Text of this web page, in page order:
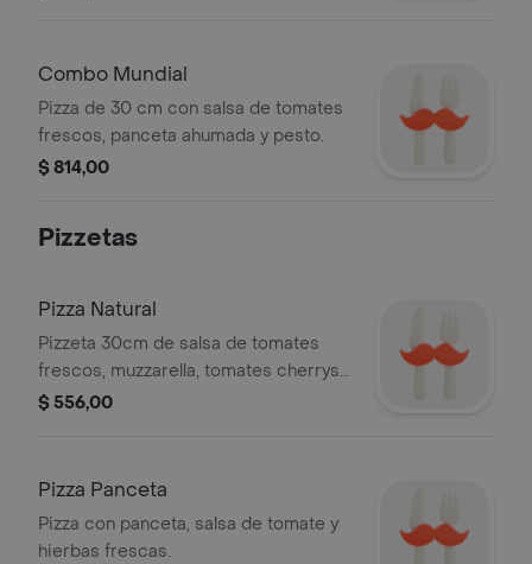
Combo Mundial
Pizza de 30 cm con salsa de tomates
frescos, panceta ahumada y pesto.
$ 814,00
Pizzetas
Pizza Natural
Pizzeta 30cm de salsa de tomates
frescos, muzzarella, tomates cherrys,
albahaca fresca, aceite de oliva.
$ 556,00
Pizza Panceta
Pizza con panceta, salsa de tomate y
hierbas frescas.